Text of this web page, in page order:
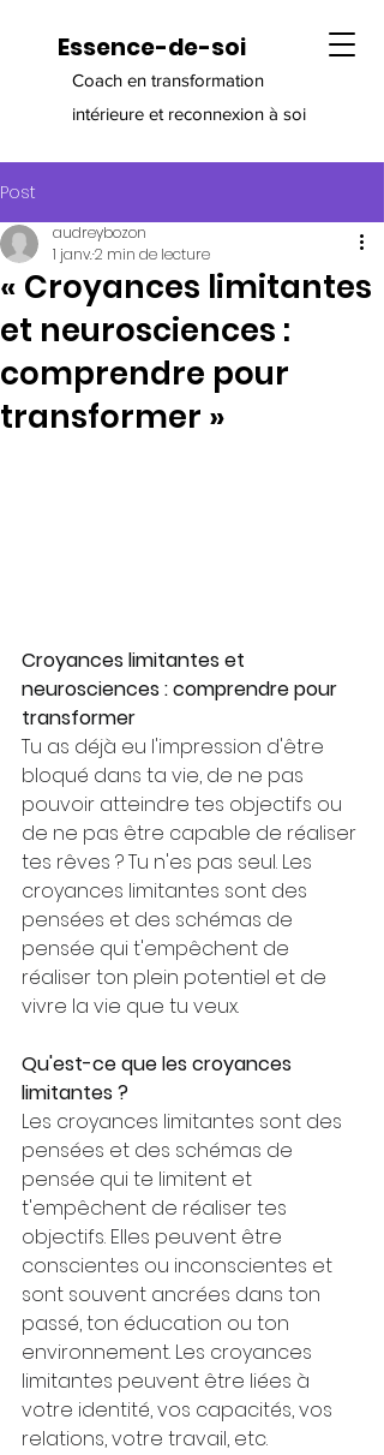
Essence-de-soi
Coach en transformation
intérieure et reconnexion à soi
Post
« Croyances limitantes
et neurosciences :
comprendre pour
transformer »
audreybozon
1 janv.2 min de lecture
Croyances limitantes et
neurosciences : comprendre pour
transformer
Tu as déjà eu l'impression d'être
bloqué dans ta vie, de ne pas
pouvoir atteindre tes objectifs ou
de ne pas être capable de réaliser
tes rêves ? Tu n'es pas seul. Les
croyances limitantes sont des
pensées et des schémas de
pensée qui t'empêchent de
réaliser ton plein potentiel et de
vivre la vie que tu veux.
Qu'est-ce que les croyances
limitantes ?
Les croyances limitantes sont des
pensées et des schémas de
pensée qui te limitent et
t'empêchent de réaliser tes
objectifs. Elles peuvent être
conscientes ou inconscientes et
sont souvent ancrées dans ton
passé, ton éducation ou ton
environnement. Les croyances
limitantes peuvent être liées à
votre identité, vos capacités, vos
relations, votre travail, etc.